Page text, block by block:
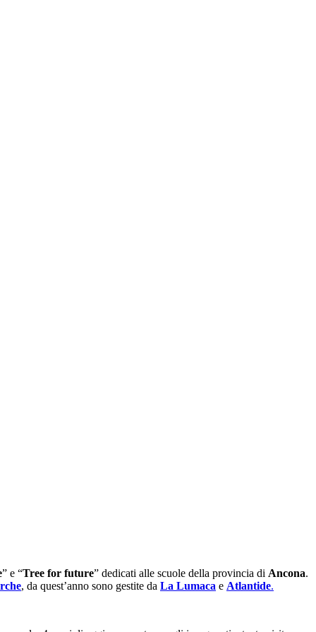
” e “Tree for future” dedicati alle scuole della provincia di Ancona.
, da quest’anno sono gestite da La Lumaca e Atlantide.